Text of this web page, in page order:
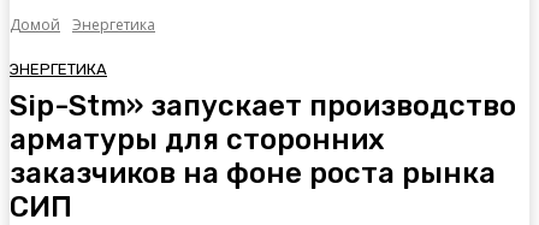
Домой Энергетика
ЭНЕРГЕТИКА
Sip-Stm» запускает производство
арматуры для сторонних
заказчиков на фоне роста рынка
СИП